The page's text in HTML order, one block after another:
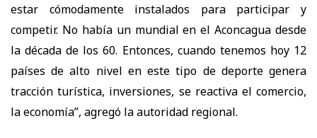
estar cómodamente instalados para participar y
competir. No había un mundial en el Aconcagua desde
la década de los 60. Entonces, cuando tenemos hoy 12
países de alto nivel en este tipo de deporte genera
tracción turística, inversiones, se reactiva el comercio,
la economía”, agregó la autoridad regional.